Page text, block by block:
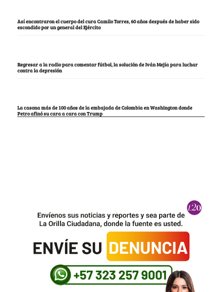
Así encontraron el cuerpo del cura Camilo Torres, 60 años después de haber sido
escondido por un general del Ejército
Regresar a la radio para comentar fútbol, la solución de Iván Mejía para luchar
contra la depresión
La casona más de 100 años de la embajada de Colombia en Washington donde
Petro afinó su cara a cara con Trump